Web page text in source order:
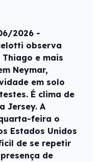
2026 -
observa
e mais
Neymar,
em solo
É clima de
Jersey. A
feira o
Estados Unidos
de se repetir
de